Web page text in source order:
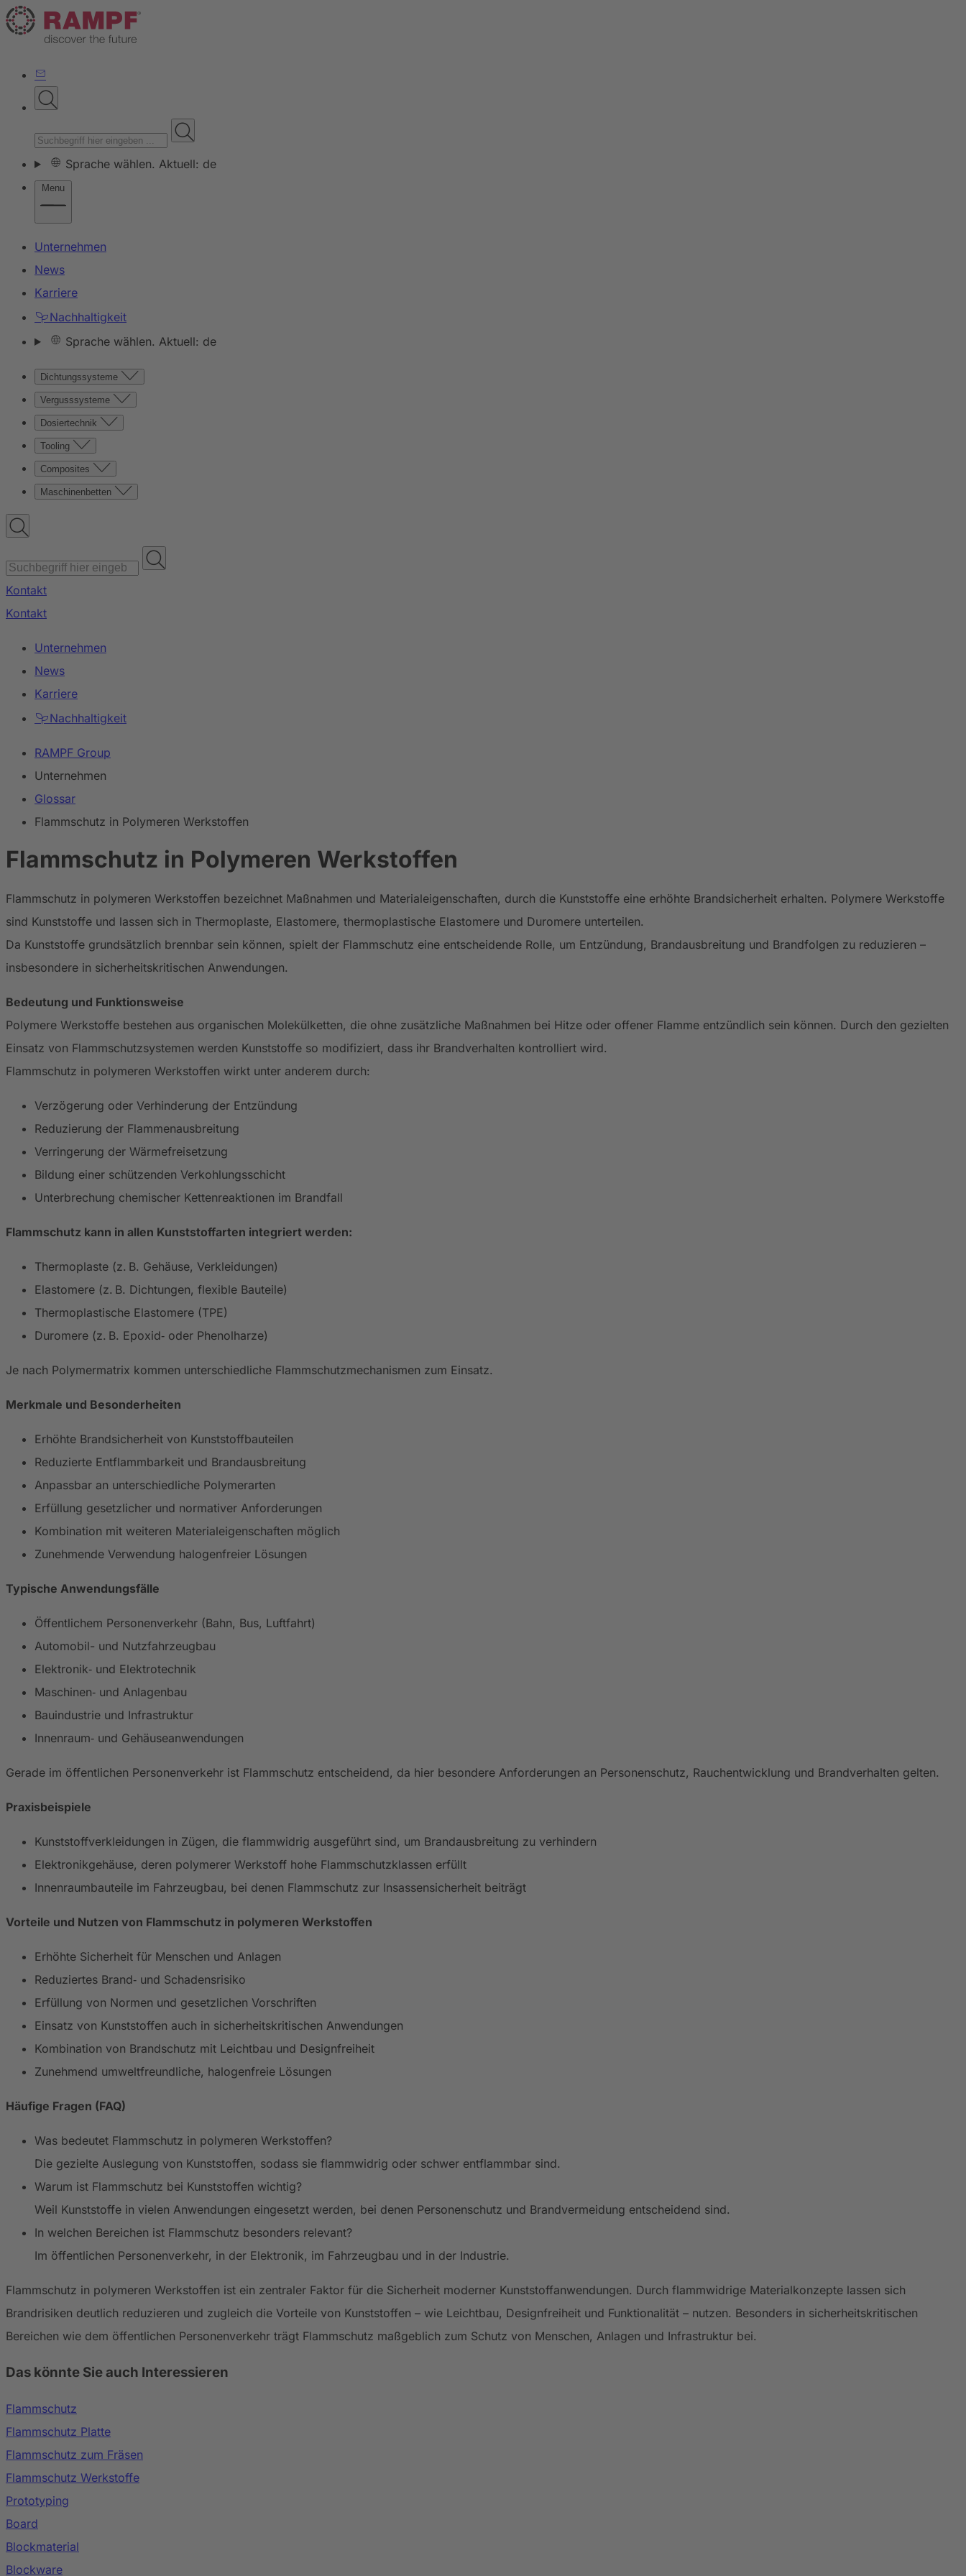
Sprache wählen. Aktuell: de
Menu
Unternehmen
News
Karriere
Nachhaltigkeit
Sprache wählen. Aktuell: de
Dichtungssysteme
Vergusssysteme
Dosiertechnik
Tooling
Composites
Maschinenbetten
Kontakt
Kontakt
Unternehmen
News
Karriere
Nachhaltigkeit
RAMPF Group
Unternehmen
Glossar
Flammschutz in Polymeren Werkstoffen
Flammschutz in Polymeren Werkstoffen
Flammschutz in polymeren Werkstoffen bezeichnet Maßnahmen und Materialeigenschaften, durch die Kunststoffe eine erhöhte Brandsicherheit erhalten. Polymere Werkstoffe
sind Kunststoffe und lassen sich in Thermoplaste, Elastomere, thermoplastische Elastomere und Duromere unterteilen.
Da Kunststoffe grundsätzlich brennbar sein können, spielt der Flammschutz eine entscheidende Rolle, um Entzündung, Brandausbreitung und Brandfolgen zu reduzieren –
insbesondere in sicherheitskritischen Anwendungen.
Bedeutung und Funktionsweise
Polymere Werkstoffe bestehen aus organischen Molekülketten, die ohne zusätzliche Maßnahmen bei Hitze oder offener Flamme entzündlich sein können. Durch den gezielten
Einsatz von Flammschutzsystemen werden Kunststoffe so modifiziert, dass ihr Brandverhalten kontrolliert wird.
Flammschutz in polymeren Werkstoffen wirkt unter anderem durch:
Verzögerung oder Verhinderung der Entzündung
Reduzierung der Flammenausbreitung
Verringerung der Wärmefreisetzung
Bildung einer schützenden Verkohlungsschicht
Unterbrechung chemischer Kettenreaktionen im Brandfall
Flammschutz kann in allen Kunststoffarten integriert werden:
Thermoplaste (z. B. Gehäuse, Verkleidungen)
Elastomere (z. B. Dichtungen, flexible Bauteile)
Thermoplastische Elastomere (TPE)
Duromere (z. B. Epoxid‑ oder Phenolharze)
Je nach Polymermatrix kommen unterschiedliche Flammschutzmechanismen zum Einsatz.
Merkmale und Besonderheiten
Erhöhte Brandsicherheit von Kunststoffbauteilen
Reduzierte Entflammbarkeit und Brandausbreitung
Anpassbar an unterschiedliche Polymerarten
Erfüllung gesetzlicher und normativer Anforderungen
Kombination mit weiteren Materialeigenschaften möglich
Zunehmende Verwendung halogenfreier Lösungen
Typische Anwendungsfälle
Öffentlichem Personenverkehr (Bahn, Bus, Luftfahrt)
Automobil- und Nutzfahrzeugbau
Elektronik‑ und Elektrotechnik
Maschinen‑ und Anlagenbau
Bauindustrie und Infrastruktur
Innenraum‑ und Gehäuseanwendungen
Gerade im öffentlichen Personenverkehr ist Flammschutz entscheidend, da hier besondere Anforderungen an Personenschutz, Rauchentwicklung und Brandverhalten gelten.
Praxisbeispiele
Kunststoffverkleidungen in Zügen, die flammwidrig ausgeführt sind, um Brandausbreitung zu verhindern
Elektronikgehäuse, deren polymerer Werkstoff hohe Flammschutzklassen erfüllt
Innenraumbauteile im Fahrzeugbau, bei denen Flammschutz zur Insassensicherheit beiträgt
Vorteile und Nutzen von Flammschutz in polymeren Werkstoffen
Erhöhte Sicherheit für Menschen und Anlagen
Reduziertes Brand‑ und Schadensrisiko
Erfüllung von Normen und gesetzlichen Vorschriften
Einsatz von Kunststoffen auch in sicherheitskritischen Anwendungen
Kombination von Brandschutz mit Leichtbau und Designfreiheit
Zunehmend umweltfreundliche, halogenfreie Lösungen
Häufige Fragen (FAQ)
Was bedeutet Flammschutz in polymeren Werkstoffen?
Die gezielte Auslegung von Kunststoffen, sodass sie flammwidrig oder schwer entflammbar sind.
Warum ist Flammschutz bei Kunststoffen wichtig?
Weil Kunststoffe in vielen Anwendungen eingesetzt werden, bei denen Personenschutz und Brandvermeidung entscheidend sind.
In welchen Bereichen ist Flammschutz besonders relevant?
Im öffentlichen Personenverkehr, in der Elektronik, im Fahrzeugbau und in der Industrie.
Flammschutz in polymeren Werkstoffen ist ein zentraler Faktor für die Sicherheit moderner Kunststoffanwendungen. Durch flammwidrige Materialkonzepte lassen sich
Brandrisiken deutlich reduzieren und zugleich die Vorteile von Kunststoffen – wie Leichtbau, Designfreiheit und Funktionalität – nutzen. Besonders in sicherheitskritischen
Bereichen wie dem öffentlichen Personenverkehr trägt Flammschutz maßgeblich zum Schutz von Menschen, Anlagen und Infrastruktur bei.
Das könnte Sie auch Interessieren
Flammschutz
Flammschutz Platte
Flammschutz zum Fräsen
Flammschutz Werkstoffe
Prototyping
Board
Blockmaterial
Blockware